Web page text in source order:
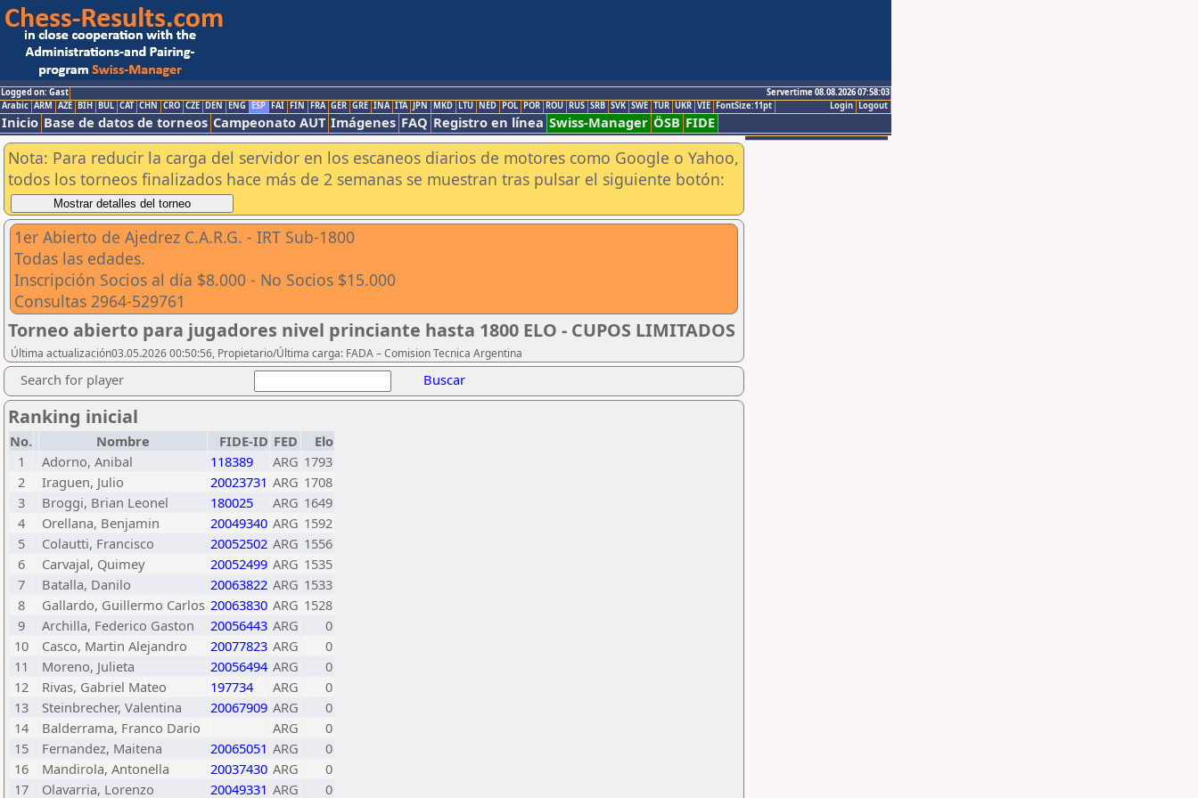
Logged on: Gast
Servertime 08.08.2026 07:58:03
Logout
Login
Arabic ARM AZE BIH BUL CAT CHN CRO CZE DEN ENG ESP FAI FIN FRA GER GRE INA ITA JPN MKD LTU NED POL POR ROU RUS SRB SVK SWE TUR UKR VIE FontSize:11pt
Inicio Base de datos de torneos Campeonato AUT Imágenes FAQ Registro en línea Swiss-Manager ÖSB FIDE
Nota: Para reducir la carga del servidor en los escaneos diarios de motores como Google o Yahoo,
todos los torneos finalizados hace más de 2 semanas se muestran tras pulsar el siguiente botón:
1er Abierto de Ajedrez C.A.R.G. - IRT Sub-1800
Todas las edades.
Inscripción Socios al día $8.000 - No Socios $15.000
Consultas 2964-529761
Torneo abierto para jugadores nivel princiante hasta 1800 ELO - CUPOS LIMITADOS
Última actualización03.05.2026 00:50:56, Propietario/Última carga: FADA – Comision Tecnica Argentina
Search for player Buscar
Ranking inicial
No. Nombre FIDE-ID FED
Elo
1
Adorno, Anibal 118389 ARG 1793
2
Iraguen, Julio 20023731 ARG 1708
3
Broggi, Brian Leonel 180025 ARG 1649
4
Orellana, Benjamin 20049340 ARG 1592
5
Colautti, Francisco 20052502 ARG 1556
6
Carvajal, Quimey 20052499 ARG 1535
7
Batalla, Danilo 20063822 ARG 1533
8
Gallardo, Guillermo Carlos 20063830 ARG 1528
9
Archilla, Federico Gaston 20056443 ARG
0
10
Casco, Martin Alejandro 20077823 ARG
0
11
Moreno, Julieta 20056494 ARG
0
12
Rivas, Gabriel Mateo 197734 ARG
0
13
Steinbrecher, Valentina 20067909 ARG
0
14
Balderrama, Franco Dario ARG
0
15
Fernandez, Maitena 20065051 ARG
0
16
Mandirola, Antonella 20037430 ARG
0
17
Olavarria, Lorenzo 20049331 ARG 0